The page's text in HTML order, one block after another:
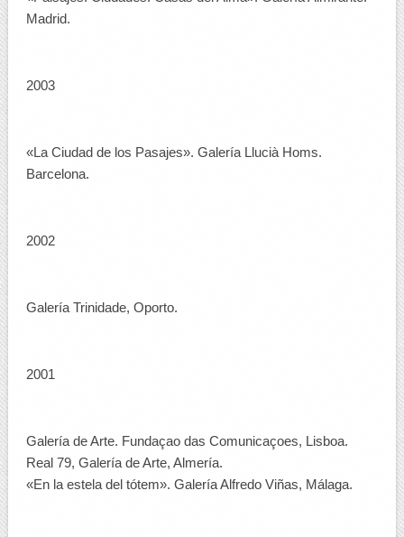
Madrid.
2003
«La Ciudad de los Pasajes». Galería Llucià Homs.
Barcelona.
2002
Galería Trinidade, Oporto.
2001
Galería de Arte. Fundaçao das Comunicaçoes, Lisboa.
Real 79, Galería de Arte, Almería.
«En la estela del tótem». Galería Alfredo Viñas, Málaga.